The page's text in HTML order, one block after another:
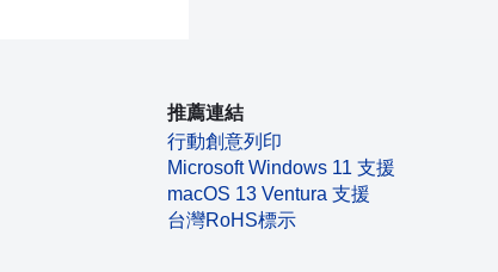
推薦連結
行動創意列印
Microsoft Windows 11 支援
macOS 13 Ventura 支援
台灣RoHS標示